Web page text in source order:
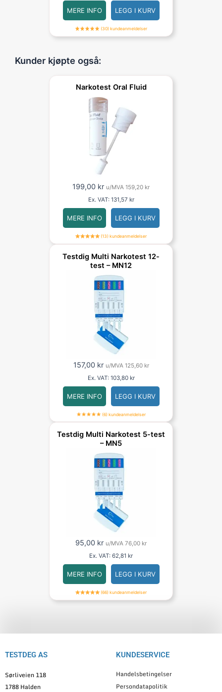
MERE INFO LEGG I KURV
(30) kundeanmeldelser
Kunder kjøpte også:
Narkotest Oral Fluid
199,00 kr u/MVA 159,20 kr
Ex. VAT: 131,57 kr
MERE INFO LEGG I KURV
(13) kundeanmeldelser
Testdig Multi Narkotest 12-
test – MN12
157,00 kr u/MVA 125,60 kr
Ex. VAT: 103,80 kr
MERE INFO LEGG I KURV
(6) kundeanmeldelser
Testdig Multi Narkotest 5-test
– MN5
95,00 kr u/MVA 76,00 kr
Ex. VAT: 62,81 kr
MERE INFO LEGG I KURV
(66) kundeanmeldelser
TESTDEG AS
Sørliveien 118
1788 Halden
KUNDESERVICE
Handelsbetingelser
Persondatapolitik